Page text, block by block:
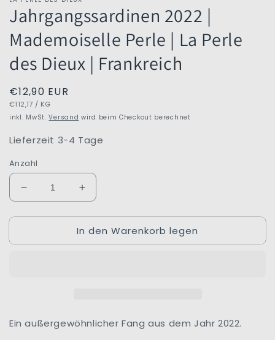
Jahrgangssardinen 2022 |
Mademoiselle Perle | La Perle
des Dieux | Frankreich
Normaler
Preis
€12,90 EUR
GRUNDPREIS
€112,17 / PRO
KG
inkl. MwSt.Versand wird beim Checkout berechnet
Lieferzeit 3-4 Tage
Anzahl
Verringere
die
Menge
Jahrgangssardinen
La
Erhöhe
die
Menge
für
Jahrgangssardinen
La
In den Warenkorb legen
Ein außergewöhnlicher Fang aus dem Jahr 2022.